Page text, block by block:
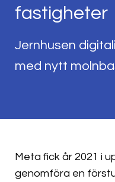
fastigheter
Jernhusen
med nytt
Meta fick år 2021 i
genomföra en